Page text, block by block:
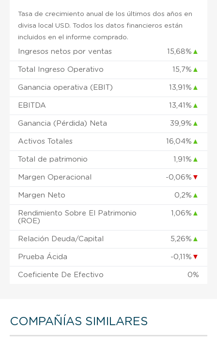
Tasa de crecimiento anual de los últimos dos años en
divisa local USD. Todos los datos financieros están
incluidos en el informe comprado.
Ingresos netos por ventas 15,68% ▲
Total Ingreso Operativo 15,7% ▲
Ganancia operativa (EBIT) 13,91% ▲
EBITDA 13,41% ▲
Ganancia (Pérdida) Neta 39,9% ▲
Activos Totales 16,04% ▲
Total de patrimonio 1,91% ▲
Margen Operacional -0,06% ▼
Margen Neto 0,2% ▲
Rendimiento Sobre El Patrimonio
(ROE)
1,06% ▲
Relación Deuda/Capital 5,26% ▲
Prueba Ácida -0,11% ▼
Coeficiente De Efectivo 0%
COMPAÑÍAS SIMILARES